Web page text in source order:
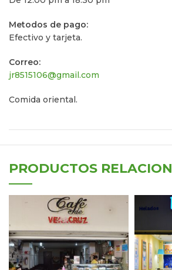
Metodos de pago:
Efectivo y tarjeta.
Correo:
jr8515106@gmail.com
Comida oriental.
PRODUCTOS